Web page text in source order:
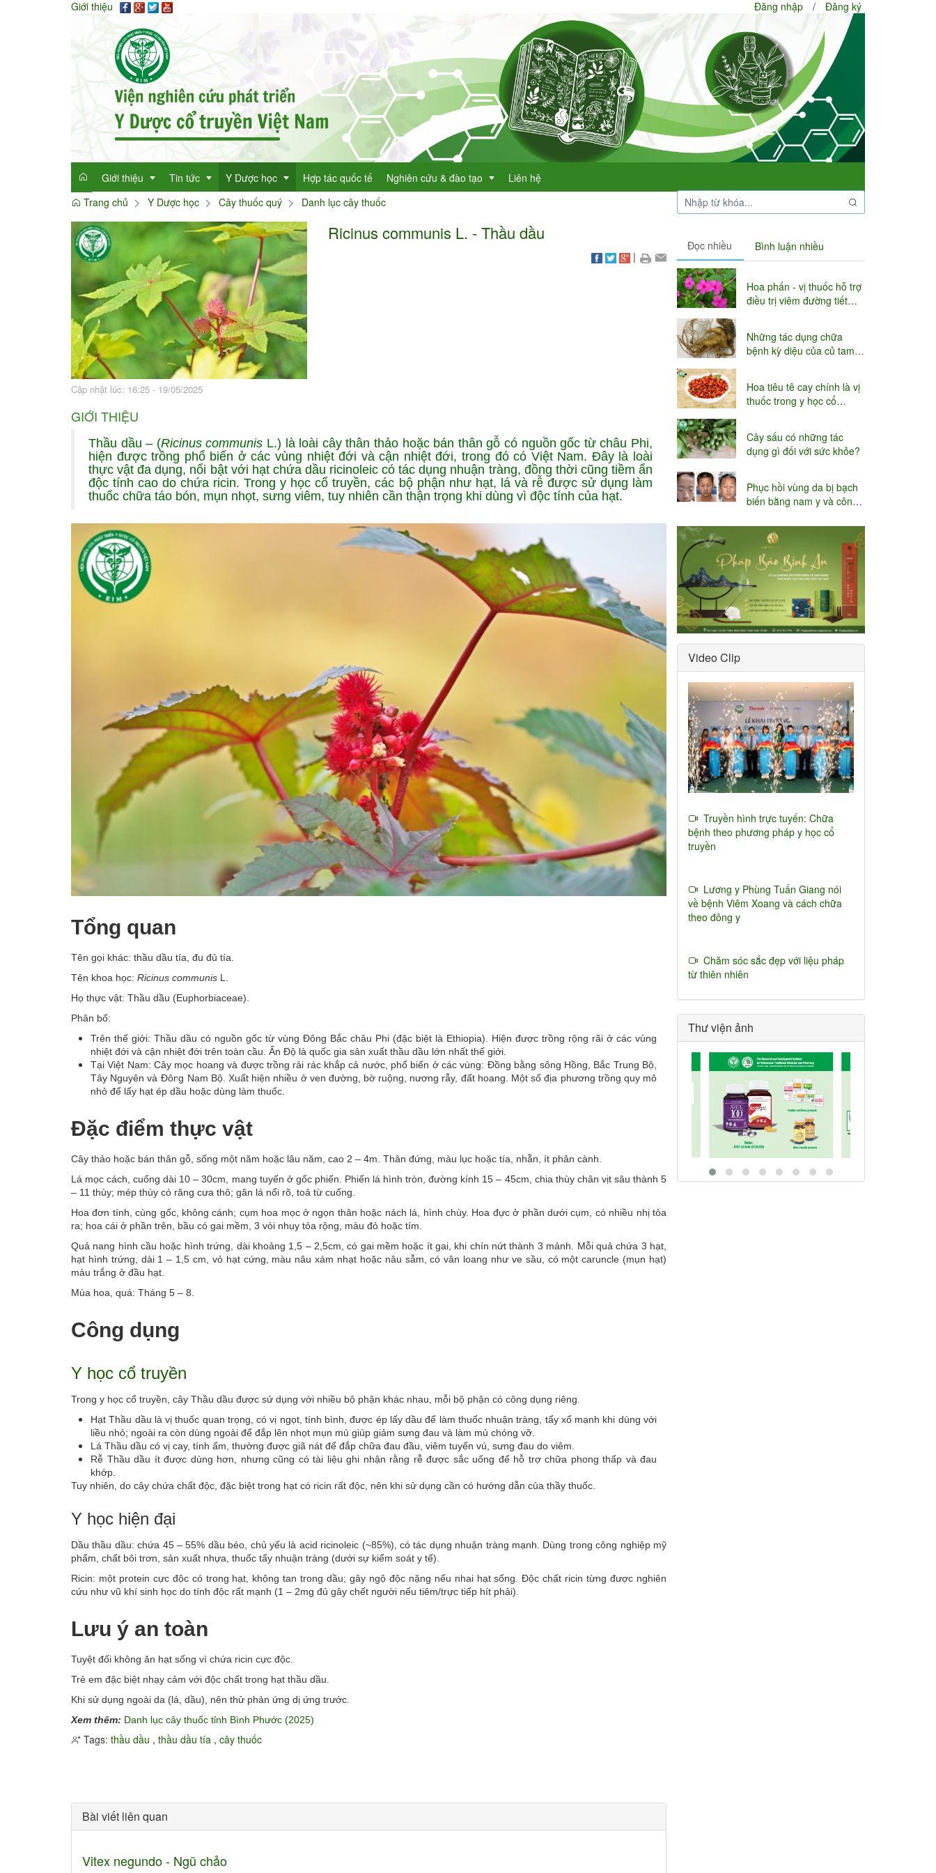
Giới thiệu Đăng nhập / Đăng ký
Giới thiệu
Giới thiệu
Mục đích
Chức năng nhiệm vụ
Tin tức
Tin tức tổng hợp
Tin tức trong ngành
Y Dược học
Thông tin y học
Cây thuốc quý
Làm đẹp với thảo dược
Bài thuốc hay
Sức khỏe ngàn vàng
Hợp tác quốc tế Nghiên cứu & đào tạo
Dự án KHCN
Liên hệ
Trang chủ
Y Dược học Cây thuốc quý Danh lục cây thuốc
Cập nhật lúc: 16:25 - 19/05/2025
Ricinus communis L. - Thầu dầu
|
GIỚI THIỆU
Thầu dầu – (Ricinus communis L.) là loài cây thân thảo hoặc bán thân gỗ có nguồn gốc từ châu Phi,
hiện được trồng phổ biến ở các vùng nhiệt đới và cận nhiệt đới, trong đó có Việt Nam. Đây là loài
thực vật đa dụng, nổi bật với hạt chứa dầu ricinoleic có tác dụng nhuận tràng, đồng thời cũng tiềm ẩn
độc tính cao do chứa ricin. Trong y học cổ truyền, các bộ phận như hạt, lá và rễ được sử dụng làm
thuốc chữa táo bón, mụn nhọt, sưng viêm, tuy nhiên cần thận trọng khi dùng vì độc tính của hạt.
Tổng quan
Tên gọi khác: thầu dầu tía, đu đủ tía.
Tên khoa học: Ricinus communis L.
Họ thực vật: Thầu dầu (Euphorbiaceae).
Phân bố:
Trên thế giới: Thầu dầu có nguồn gốc từ vùng Đông Bắc châu Phi (đặc biệt là Ethiopia). Hiện được trồng rộng rãi ở các vùng
nhiệt đới và cận nhiệt đới trên toàn cầu. Ấn Độ là quốc gia sản xuất thầu dầu lớn nhất thế giới.
Tại Việt Nam: Cây mọc hoang và được trồng rải rác khắp cả nước, phổ biến ở các vùng: Đồng bằng sông Hồng, Bắc Trung Bộ,
Tây Nguyên và Đông Nam Bộ. Xuất hiện nhiều ở ven đường, bờ ruộng, nương rẫy, đất hoang. Một số địa phương trồng quy mô
nhỏ để lấy hạt ép dầu hoặc dùng làm thuốc.
Đặc điểm thực vật
Cây thảo hoặc bán thân gỗ, sống một năm hoặc lâu năm, cao 2 – 4m. Thân đứng, màu lục hoặc tía, nhẵn, ít phân cành.
Lá mọc cách, cuống dài 10 – 30cm, mang tuyến ở gốc phiến. Phiến lá hình tròn, đường kính 15 – 45cm, chia thùy chân vịt sâu thành 5
– 11 thùy; mép thùy có răng cưa thô; gân lá nổi rõ, toả từ cuống.
Hoa đơn tính, cùng gốc, không cánh; cụm hoa mọc ở ngọn thân hoặc nách lá, hình chùy. Hoa đực ở phần dưới cụm, có nhiều nhị tỏa
ra; hoa cái ở phần trên, bầu có gai mềm, 3 vòi nhụy tỏa rộng, màu đỏ hoặc tím.
Quả nang hình cầu hoặc hình trứng, dài khoảng 1,5 – 2,5cm, có gai mềm hoặc ít gai, khi chín nứt thành 3 mảnh. Mỗi quả chứa 3 hạt,
hạt hình trứng, dài 1 – 1,5 cm, vỏ hạt cứng, màu nâu xám nhạt hoặc nâu sẫm, có vân loang như ve sầu, có một caruncle (mụn hạt)
màu trắng ở đầu hạt.
Mùa hoa, quá: Tháng 5 – 8.
Công dụng
Y học cổ truyền
Trong y học cổ truyền, cây Thầu dầu được sử dụng với nhiều bộ phận khác nhau, mỗi bộ phận có công dụng riêng.
Hạt Thầu dầu là vị thuốc quan trọng, có vị ngọt, tính bình, được ép lấy dầu để làm thuốc nhuận tràng, tẩy xổ mạnh khi dùng với
liều nhỏ; ngoài ra còn dùng ngoài để đắp lên nhọt mụn mủ giúp giảm sưng đau và làm mủ chóng vỡ.
Lá Thầu dầu có vị cay, tính ấm, thường được giã nát để đắp chữa đau đầu, viêm tuyến vú, sưng đau do viêm.
Rễ Thầu dầu ít được dùng hơn, nhưng cũng có tài liệu ghi nhận rằng rễ được sắc uống để hỗ trợ chữa phong thấp và đau
khớp.
Tuy nhiên, do cây chứa chất độc, đặc biệt trong hạt có ricin rất độc, nên khi sử dụng cần có hướng dẫn của thầy thuốc.
Y học hiện đại
Dầu thầu dầu: chứa 45 – 55% dầu béo, chủ yếu là acid ricinoleic (~85%), có tác dụng nhuận tràng mạnh. Dùng trong công nghiệp mỹ
phẩm, chất bôi trơn, sản xuất nhựa, thuốc tẩy nhuận tràng (dưới sự kiểm soát y tế).
Ricin: một protein cực độc có trong hạt, không tan trong dầu; gây ngộ độc nặng nếu nhai hạt sống. Độc chất ricin từng được nghiên
cứu như vũ khí sinh học do tính độc rất mạnh (1 – 2mg đủ gây chết người nếu tiêm/trực tiếp hít phải).
Lưu ý an toàn
Tuyệt đối không ăn hạt sống vì chứa ricin cực độc.
Trẻ em đặc biệt nhạy cảm với độc chất trong hạt thầu dầu.
Khi sử dụng ngoài da (lá, dầu), nên thử phản ứng dị ứng trước.
Xem thêm: Danh lục cây thuốc tỉnh Bình Phước (2025)
Tags: thầu dầu , thầu dầu tía , cây thuốc
Bài viết liên quan
Vitex negundo - Ngũ chảo
Đọc nhiều Bình luận nhiều
Hoa phấn - vị thuốc hỗ trợ
điều trị viêm đường tiết
Những tác dụng chữa
bệnh kỳ diệu của củ tam
Hoa tiêu tê cay chính là vị
thuốc trong y học cổ
Cây sấu có những tác
dụng gì đối với sức khỏe?
Phục hồi vùng da bị bạch
biến bằng nam y và công
Video Clip
Truyền hình trực tuyến: Chữa
bệnh theo phương pháp y học cổ
truyền
Lương y Phùng Tuấn Giang nói
về bệnh Viêm Xoang và cách chữa
theo đông y
Chăm sóc sắc đẹp với liệu pháp
từ thiên nhiên
Thư viện ảnh